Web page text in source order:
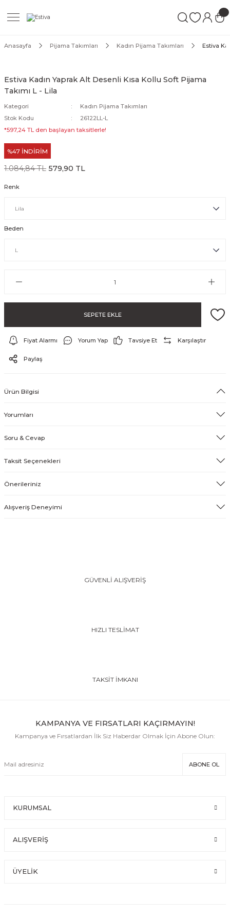
ve Şort
Mayo
Anasayfa Pijama Takımları Kadın Pijama Takımları Estiva
Estiva Kadın Yaprak Alt Desenli Kısa Kollu Soft Pijama
Takımı L - Lila
Kategori
Kadın Pijama Takımları
Stok Kodu
26122LL-L
*597,24 TL den başlayan taksitlerle!
%47 İNDİRİM
1.084,84 TL 579,90 TL
Renk
Beden
SEPETE EKLE
Fiyat Alarmı Yorum Yap Tavsiye Et Karşılaştır
Paylaş
Ürün Bilgisi
Yorumları
Soru & Cevap
Taksit Seçenekleri
Önerileriniz
Alışveriş Deneyimi
GÜVENLİ ALIŞVERİŞ
HIZLI TESLİMAT
TAKSİT İMKANI
KAMPANYA VE FIRSATLARI KAÇIRMAYIN!
Kampanya ve Fırsatlardan İlk Siz Haberdar Olmak İçin Abone Olun:
ABONE OL
KURUMSAL
ALIŞVERİŞ
ÜYELİK